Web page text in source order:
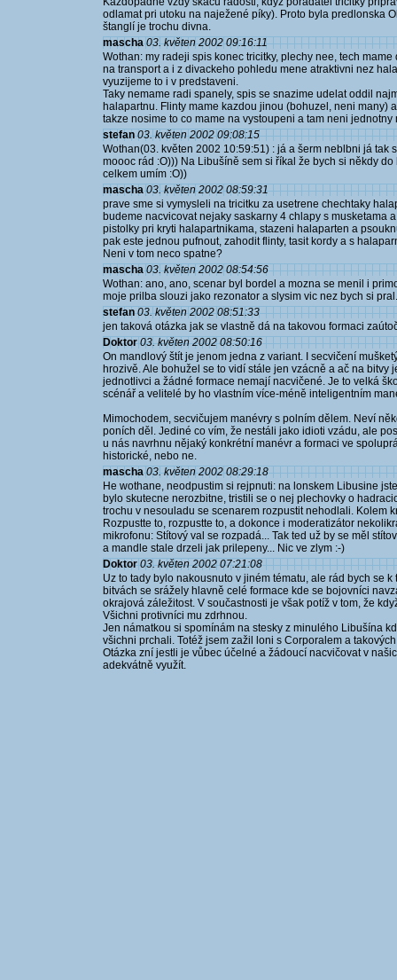
odlamat pri utoku na naježené píky). Proto byla predlonska
štanglí je trochu divna.
mascha 03. květen 2002 09:16:11
Wothan: my radeji spis konec tricitky, plechy nee, tech
na transport a i z divackeho pohledu mene atraktivni nez
vyuzijeme to i v predstaveni.
Taky nemame radi spanely, spis se snazime udelat oddil
halapartnu. Flinty mame kazdou jinou (bohuzel, neni many)
takze nosime to co mame na vystoupeni a tam neni jednotny
stefan 03. květen 2002 09:08:15
Wothan(03. květen 2002 10:59:51) : já a šerm neblbni já tak
moooc rád :O))) Na Libušíně sem si říkal že bych si někdy
celkem umím :O))
mascha 03. květen 2002 08:59:31
prave sme si vymysleli na tricitku za usetrene chechtaky
budeme nacvicovat nejaky saskarny 4 chlapy s musketama
pistolky pri kryti halapartnikama, stazeni halaparten a
pak este jednou pufnout, zahodit flinty, tasit kordy a s
Neni v tom neco spatne?
mascha 03. květen 2002 08:54:56
Wothan: ano, ano, scenar byl bordel a mozna se menil i
moje prilba slouzi jako rezonator a slysim vic nez bych si
stefan 03. květen 2002 08:51:33
jen taková otázka jak se vlastně dá na takovou formaci
Doktor 03. květen 2002 08:50:16
On mandlový štít je jenom jedna z variant. I secvičení
hrozivě. Ale bohužel se to vidí stále jen vzácně a ač na
jednotlivci a žádné formace nemají nacvičené. Je to velká
scénář a velitelé by ho vlastním více-méně inteligentním
Mimochodem, secvičujem manévry s polním dělem. Neví
poních děl. Jediné co vím, že nestáli jako idioti vzádu, ale
u nás navrhnu nějaký konkrétní manévr a formaci ve
historické, nebo ne.
mascha 03. květen 2002 08:29:18
He wothane, neodpustim si rejpnuti: na lonskem Libusine
bylo skutecne nerozbitne, tristili se o nej plechovky o
trochu v nesouladu se scenarem rozpustit nehodlali. Kolem
Rozpustte to, rozpustte to, a dokonce i moderatizátor
mikrofonu: Stítový val se rozpadá... Tak ted už by se měl
a mandle stale drzeli jak prilepeny... Nic ve zlym :-)
Doktor 03. květen 2002 07:21:08
Uz to tady bylo nakousnuto v jiném tématu, ale rád bych se
bitvách se srážely hlavně celé formace kde se bojovníci
okrajová záležitost. V součastnosti je však potíž v tom, že
Všichni protivníci mu zdrhnou.
Jen námatkou si spomínám na stesky z minulého Libušína
všichni prchali. Totéž jsem zažil loni s Corporalem a
Otázka zní jestli je vůbec účelné a žádoucí nacvičovat v
adekvátně využít.